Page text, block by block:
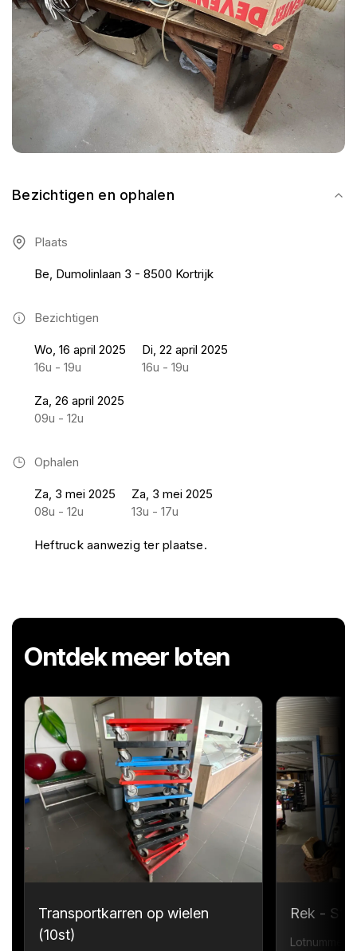
Bezichtigen en ophalen
Plaats
Be, Dumolinlaan 3 - 8500 Kortrijk
Bezichtigen
Wo, 16 april 2025
16u - 19u
Di, 22 april 2025
16u - 19u
Za, 26 april 2025
09u - 12u
Ophalen
Za, 3 mei 2025
08u - 12u
Za, 3 mei 2025
13u - 17u
Heftruck aanwezig ter plaatse.
Ontdek meer loten
Transportkarren op wielen
(10st)
Rek -
Lotnummer